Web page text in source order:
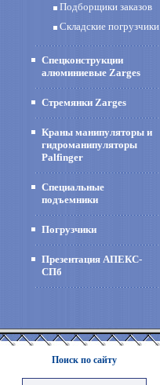
Подборщики заказов
Складские погрузчики
Спецконструкции
алюминиевые Zarges
Стремянки Zarges
Краны манипуляторы и
гидроманипуляторы
Palfinger
Специальные
подъемники
Погрузчики
Презентация АПЕКС-
СПб
Поиск по сайту